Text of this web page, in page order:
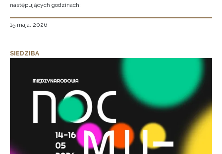
następujących godzinach:
15 maja, 2026
SIEDZIBA